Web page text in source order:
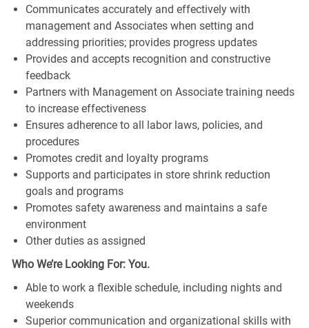
Communicates accurately and effectively with
management and Associates when setting and
addressing priorities; provides progress updates
Provides and accepts recognition and constructive
feedback
Partners with Management on Associate training needs
to increase effectiveness
Ensures adherence to all labor laws, policies, and
procedures
Promotes credit and loyalty programs
Supports and participates in store shrink reduction
goals and programs
Promotes safety awareness and maintains a safe
environment
Other duties as assigned
Who We’re Looking For: You.
Able to work a flexible schedule, including nights and
weekends
Superior communication and organizational skills with